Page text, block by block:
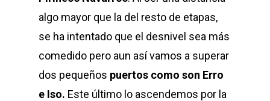
algo mayor que la del resto de etapas,
se ha intentado que el desnivel sea más
comedido pero aun así vamos a superar
dos pequeños puertos como son Erro
e Iso. Este último lo ascendemos por la